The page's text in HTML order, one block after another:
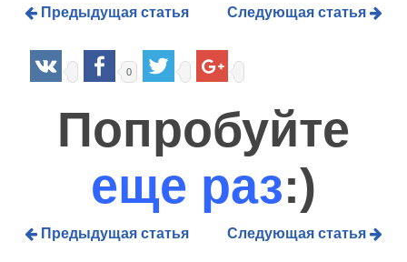
Предыдущая статья Следующая статья
0
Попробуйте
еще раз:)
Предыдущая статья Следующая статья